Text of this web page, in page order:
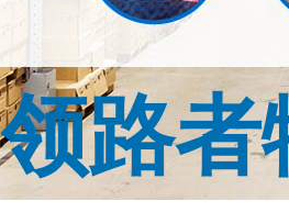
领路